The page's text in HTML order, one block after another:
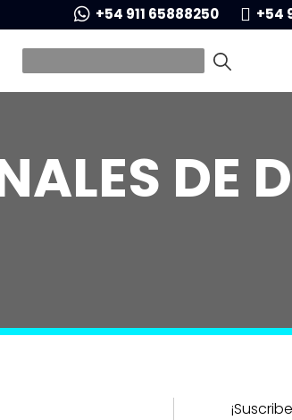
+54 911 65888250 +54
DE